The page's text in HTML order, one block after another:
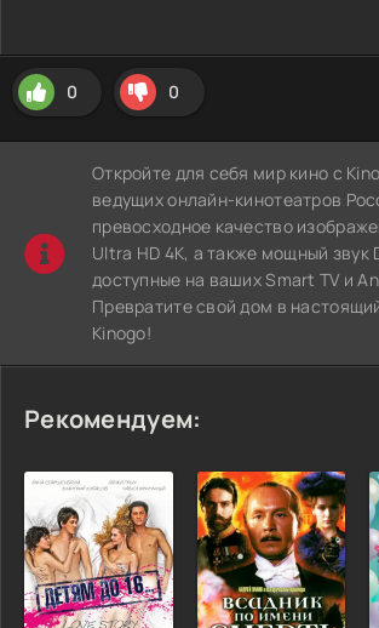
0 0
Откройте для себя мир кино с
ведущих онлайн-кинотеатров
превосходное качество
Ultra HD 4K, а также мощный звук
доступные на ваших Smart TV и
Превратите свой дом в
Kinogo!
Рекомендуем: